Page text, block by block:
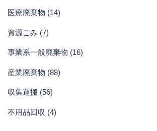
医療廃棄物 (14)
資源ごみ (7)
事業系一般廃棄物 (16)
産業廃棄物 (88)
収集運搬 (56)
不用品回収 (4)